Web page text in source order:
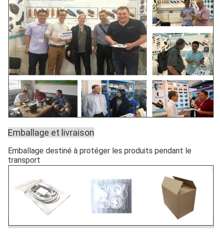
Emballage et livraison
Emballage destiné à protéger les produits pendant le
transport